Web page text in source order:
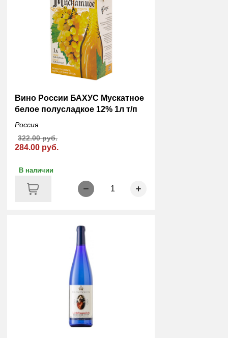
Вино России БАХУС Мускатное
белое полусладкое 12% 1л т/п
Россия
284.00 руб.
322.00 руб.
В наличии
1